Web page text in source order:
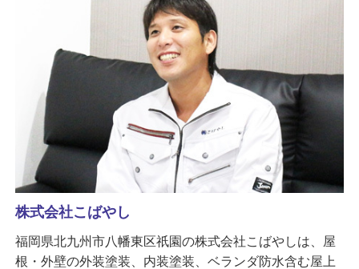
株式会社こばやし
福岡県北九州市八幡東区祇園の株式会社こばやしは、屋
根・外壁の外装塗装、内装塗装、ベランダ防水含む屋上